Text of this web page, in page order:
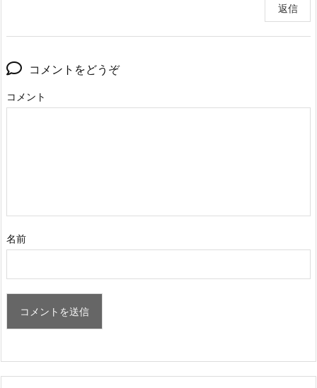
返信
コメントをどうぞ
コメント
名前